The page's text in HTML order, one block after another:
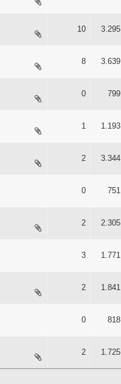
10 3.295
8 3.639
0 799
1 1.193
2 3.344
0 751
2 2.305
3 1.771
2 1.841
0 818
2 1.725